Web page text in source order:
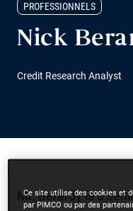
PROFESSIONNELS
Nick
Credit Research Analyst
Mr. Berardy is a
Ce site utilise des cookies et
par PIMCO ou par des